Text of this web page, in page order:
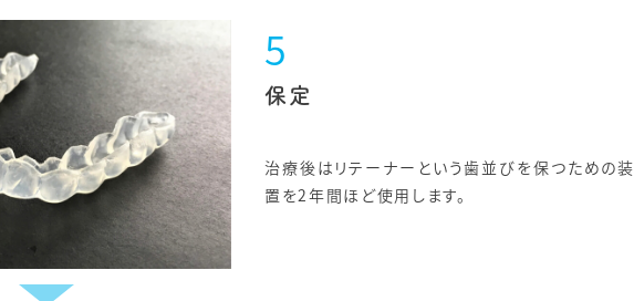
保定
治療後はリテーナーという歯並びを保つための装
置を2年間ほど使用します。